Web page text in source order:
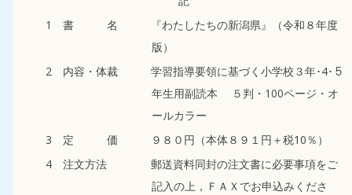
1 書 名 『わたしたちの新潟県』（令和８年度
版）
2 内容・体裁 学習指導要領に基づく小学校３年･4･５
年生用副読本 ５判・100ページ・オ
ールカラー
3 定 価 ９８０円（本体８９１円＋税10％）
4 注文方法 郵送資料同封の注文書に必要事項をご
記入の上，ＦＡＸでお申込みくださ